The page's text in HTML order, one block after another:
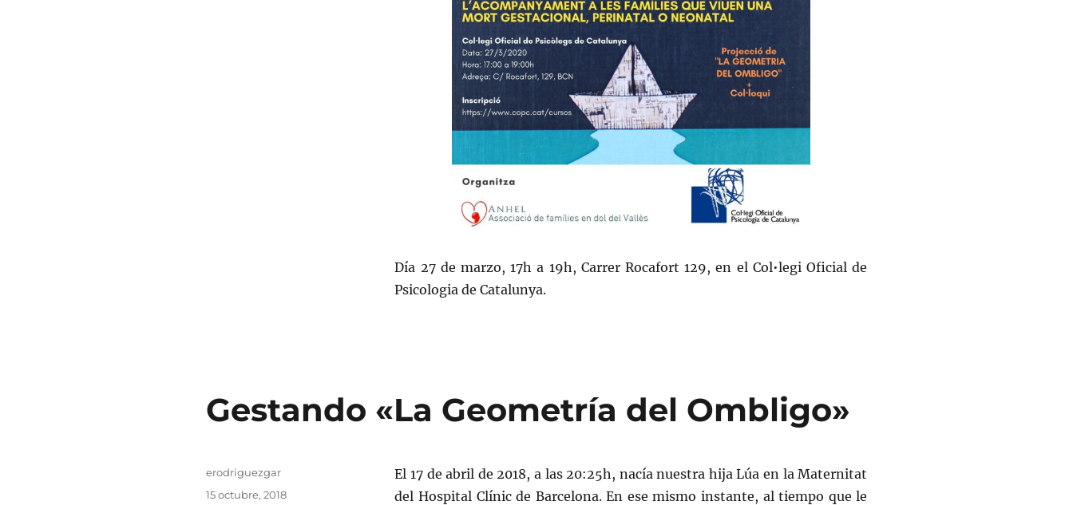
Día 27 de marzo, 17h a 19h, Carrer Rocafort 129, en el Col•legi Oficial de
Psicologia de Catalunya.
Gestando «La Geometría del Ombligo»
El 17 de abril de 2018, a las 20:25h, nacía nuestra hija Lúa en la Maternitat
del Hospital Clínic de Barcelona. En ese mismo instante, al tiempo que le
Autor
erodriguezgar
Publicado
15 octubre, 2018